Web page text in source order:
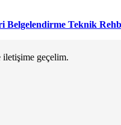
Belgelendirme Teknik
iletişime geçelim.